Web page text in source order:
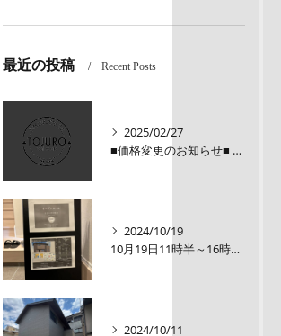
最近の投稿 Recent Posts
2025/02/27
■価格変更のお知らせ■ メロディーハイム三条堺町2階
2024/10/19
10月19日11時半～16時00【オープンルーム】伏見区醍醐大構町新築戸建
2024/10/11